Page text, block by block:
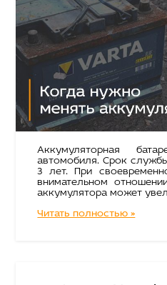
Аккумуляторная
автомобиля. Срок
3 лет. При
внимательном
аккумулятора может
Читать полностью »